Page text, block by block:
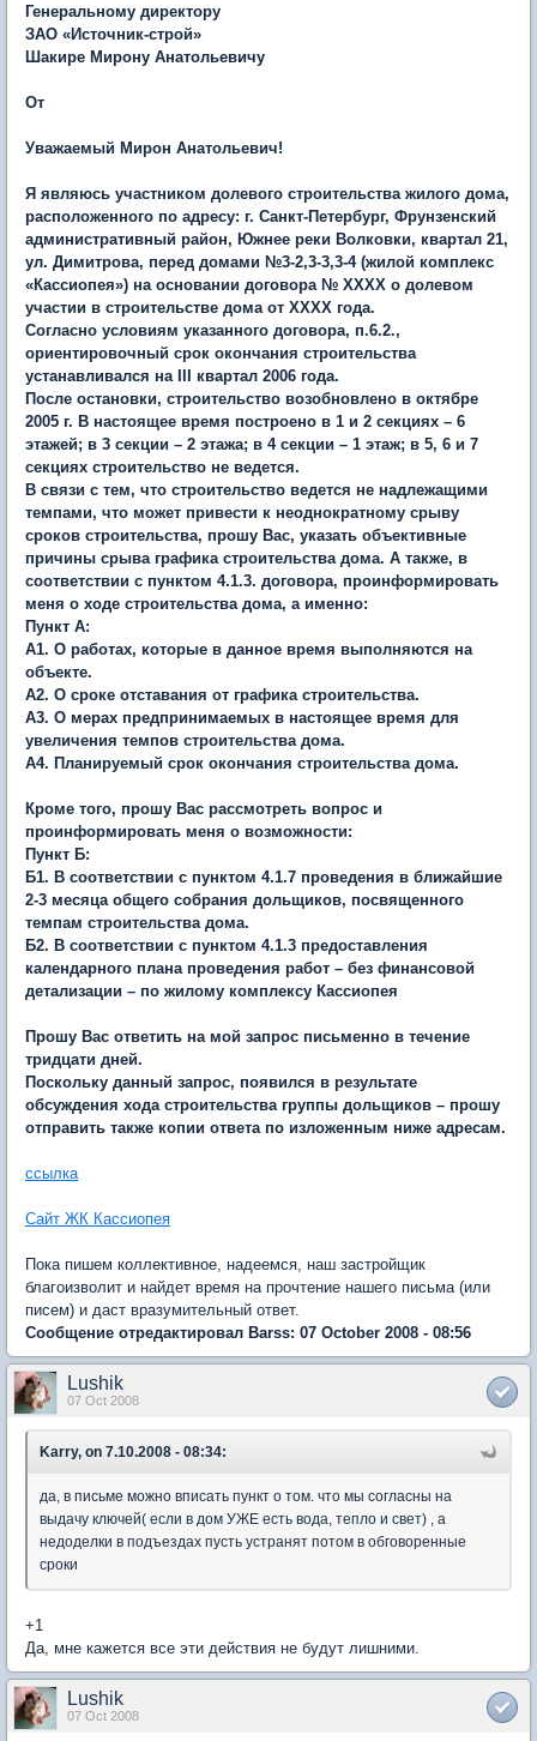
Генеральному директору
ЗАО «Источник-строй»
Шакире Мирону Анатольевичу
От
Уважаемый Мирон Анатольевич!
Я являюсь участником долевого строительства жилого дома,
расположенного по адресу: г. Санкт-Петербург, Фрунзенский
административный район, Южнее реки Волковки, квартал 21,
ул. Димитрова, перед домами №3-2,3-3,3-4 (жилой комплекс
«Кассиопея») на основании договора № ХХХХ о долевом
участии в строительстве дома от ХХХХ года.
Согласно условиям указанного договора, п.6.2.,
ориентировочный срок окончания строительства
устанавливался на III квартал 2006 года.
После остановки, строительство возобновлено в октябре
2005 г. В настоящее время построено в 1 и 2 секциях – 6
этажей; в 3 секции – 2 этажа; в 4 секции – 1 этаж; в 5, 6 и 7
секциях строительство не ведется.
В связи с тем, что строительство ведется не надлежащими
темпами, что может привести к неоднократному срыву
сроков строительства, прошу Вас, указать объективные
причины срыва графика строительства дома. А также, в
соответствии с пунктом 4.1.3. договора, проинформировать
меня о ходе строительства дома, а именно:
Пункт А:
А1. О работах, которые в данное время выполняются на
объекте.
А2. О сроке отставания от графика строительства.
А3. О мерах предпринимаемых в настоящее время для
увеличения темпов строительства дома.
А4. Планируемый срок окончания строительства дома.
Кроме того, прошу Вас рассмотреть вопрос и
проинформировать меня о возможности:
Пункт Б:
Б1. В соответствии с пунктом 4.1.7 проведения в ближайшие
2-3 месяца общего собрания дольщиков, посвященного
темпам строительства дома.
Б2. В соответствии с пунктом 4.1.3 предоставления
календарного плана проведения работ – без финансовой
детализации – по жилому комплексу Кассиопея
Прошу Вас ответить на мой запрос письменно в течение
тридцати дней.
Поскольку данный запрос, появился в результате
обсуждения хода строительства группы дольщиков – прошу
отправить также копии ответа по изложенным ниже адресам.
ссылка
Сайт ЖК Кассиопея
Пока пишем коллективное, надеемся, наш застройщик
благоизволит и найдет время на прочтение нашего письма (или
писем) и даст вразумительный ответ.
Сообщение отредактировал Barss: 07 October 2008 - 08:56
Lushik
07 Oct 2008
Karry, on 7.10.2008 - 08:34:
да, в письме можно вписать пункт о том. что мы согласны на
выдачу ключей( если в дом УЖЕ есть вода, тепло и свет) , а
недоделки в подъездах пусть устранят потом в обговоренные
сроки
+1
Да, мне кажется все эти действия не будут лишними.
Lushik
07 Oct 2008